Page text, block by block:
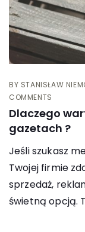
BY STANISŁAW
COMMENTS
Dlaczego
gazetach ?
Jeśli szukasz
Twojej firmie
sprzedaż,
świetną opcją.